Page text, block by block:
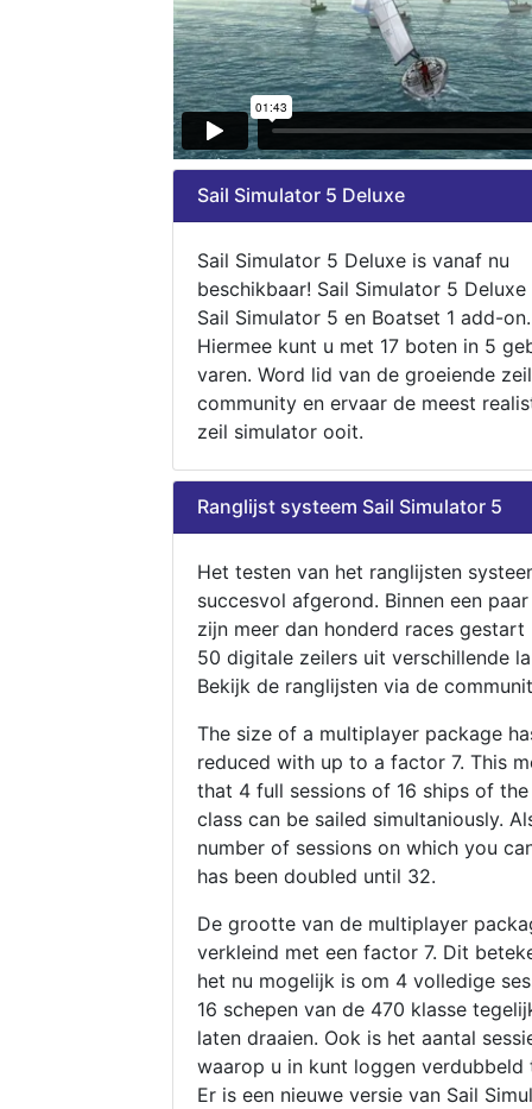
Sail Simulator 5 Deluxe
Sail Simulator 5 Deluxe is vanaf nu
beschikbaar! Sail Simulator 5
Sail Simulator 5 en Boatset 1 add-on.
Hiermee kunt u met 17 boten in 5
varen. Word lid van de groeiende zeil
community en ervaar de meest
zeil simulator ooit.
Ranglijst systeem Sail Simulator 5
Het testen van het ranglijsten
succesvol afgerond. Binnen een
zijn meer dan honderd races gestart
50 digitale zeilers uit verschillende
Bekijk de ranglijsten via de
The size of a multiplayer package
reduced with up to a factor 7. This
that 4 full sessions of 16 ships of
class can be sailed simultaniously.
number of sessions on which you
has been doubled until 32.
De grootte van de multiplayer
verkleind met een factor 7. Dit
het nu mogelijk is om 4 volledige
16 schepen van de 470 klasse
laten draaien. Ook is het aantal
waarop u in kunt loggen verdubbeld
Er is een nieuwe versie van Sail